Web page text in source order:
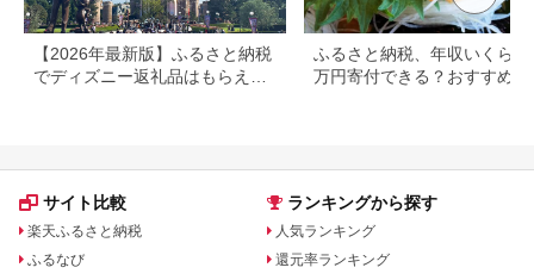
【2026年最新版】ふるさと納税
でディズニー返礼品はもらえ
ふるさと納税、年収いくらで
万円寄付できる？おすすめ返
サイト比較
楽天ふるさと納税
ふるなび
ランキングから探す
人気ランキング
還元率ランキング